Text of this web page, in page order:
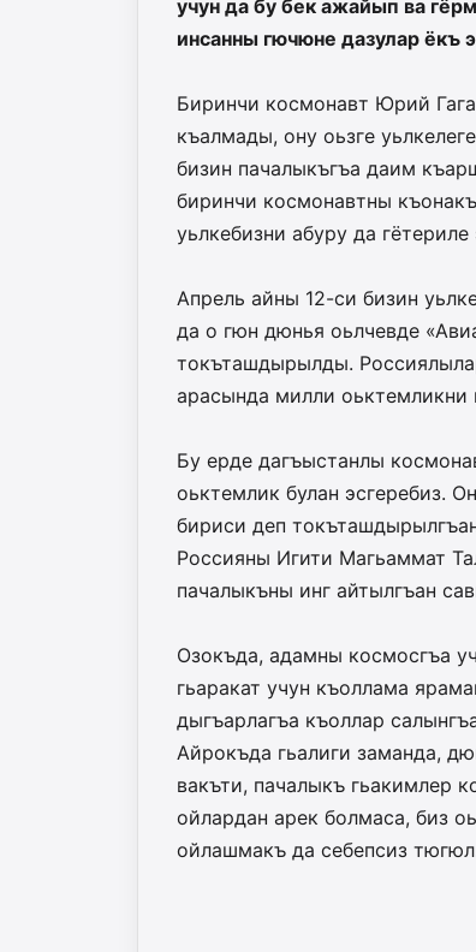
учун да бу бек ажайып ва
инсанны гючюне дазулар ёкъ
Биринчи космонавт Юрий
къалмады, ону оьзге
бизин пачалыкъгъа даим
биринчи космонавтны
уьлкебизни абуру да гётериле
Апрель айны 12-си бизин
да о гюн дюнья оьлчевде
токъташдырылды.
арасында милли
Бу ерде дагъыстанлы
оьктемлик булан эсгеребиз.
бириси деп
Россияны Игити Магьаммат
пачалыкъны инг айтылгъан
Озокъда, адамны космосгъа
гьаракат учун къоллама
дыгъарлагъа къоллар
Айрокъда гьалиги заманда,
вакъти, пачалыкъ гьакимлер
ойлардан арек болмаса, биз
ойлашмакъ да себепсиз